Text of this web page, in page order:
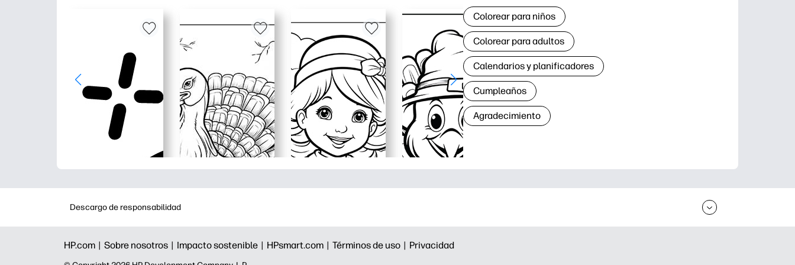
Colorear para niños
Colorear para adultos
Calendarios y planificadores
Cumpleaños
Agradecimiento
Descargo de responsabilidad
HP.com | Sobre nosotros | Impacto sostenible | HPsmart.com | Términos de uso | Privacidad